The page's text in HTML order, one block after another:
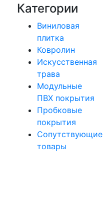
Категории
Виниловая
плитка
Ковролин
Искусственная
трава
Модульные
ПВХ покрытия
Пробковые
покрытия
Сопутствующие
товары